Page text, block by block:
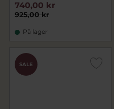
925,00 kr
740,00 kr
På lager
SALE